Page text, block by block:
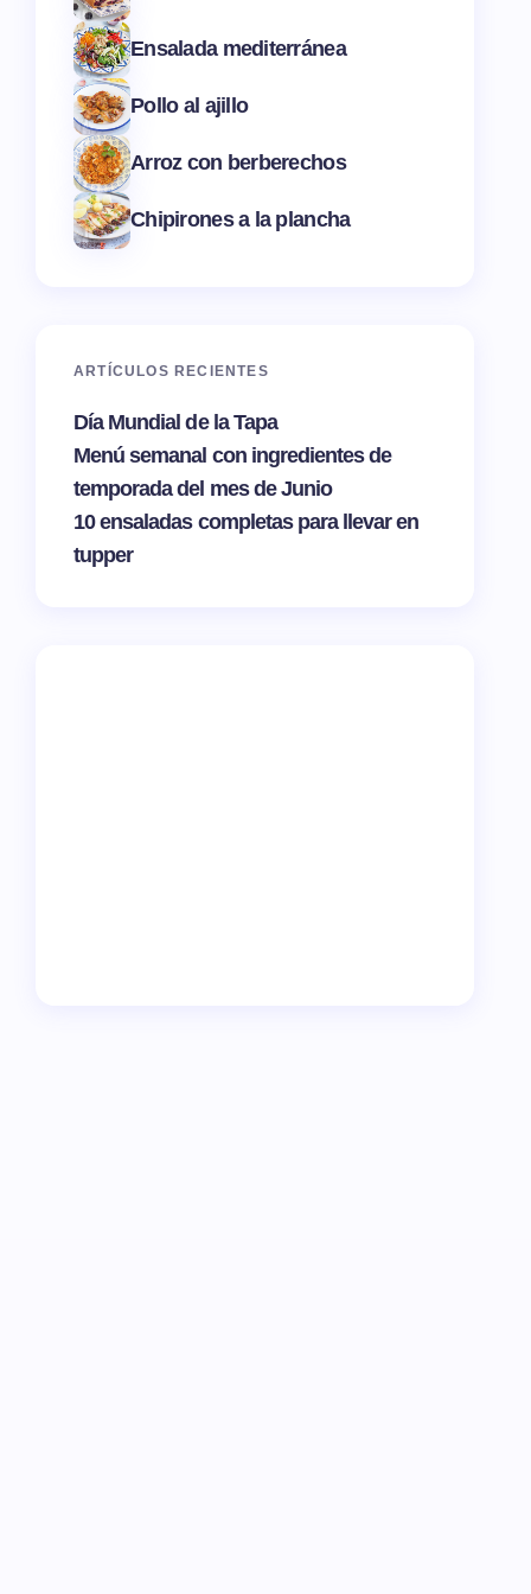
Ensalada mediterránea
Pollo al ajillo
Arroz con berberechos
Chipirones a la plancha
ARTÍCULOS RECIENTES
Día Mundial de la Tapa
Menú semanal con ingredientes de
temporada del mes de Junio
10 ensaladas completas para llevar en
tupper